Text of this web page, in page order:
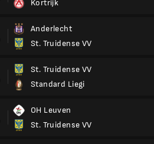
Kortrijk
Anderlecht
St. Truidense VV
St. Truidense VV
Standard Liegi
OH Leuven
St. Truidense VV